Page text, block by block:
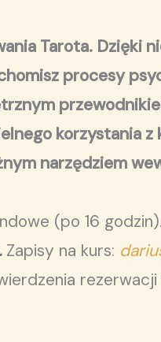
Tarota. Dzięki
procesy
korzystania
narzędziem
(po 16
Zapisy na kurs: